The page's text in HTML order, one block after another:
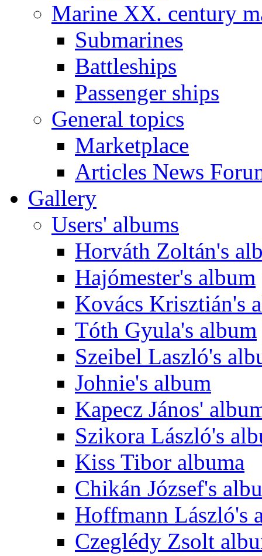
Marine XX. century
Submarines
Battleships
Passenger ships
General topics
Marketplace
Articles News
Gallery
Users' albums
Horváth Zoltán's
Hajómester's album
Kovács Krisztián's
Tóth Gyula's album
Szeibel Laszló's
Johnie's album
Kapecz János'
Szikora László's
Kiss Tibor albuma
Chikán József's
Hoffmann László's
Czeglédy Zsolt